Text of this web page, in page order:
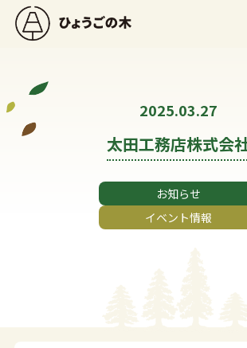
2025.03.27
太田工務店株式会
お知らせ
イベント情報